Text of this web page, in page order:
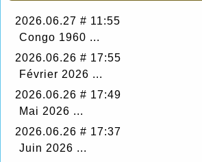
2026.06.27 # 11:55
Congo 1960 ...
2026.06.26 # 17:55
Février 2026 ...
2026.06.26 # 17:49
Mai 2026 ...
2026.06.26 # 17:37
Juin 2026 ...